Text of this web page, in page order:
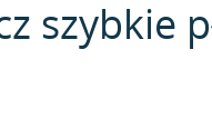
szybkie